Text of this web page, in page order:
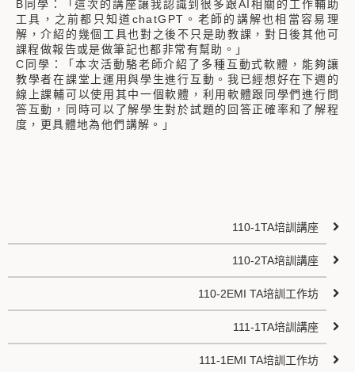
B同學：「這次的講座讓我認識到很多跟AI相關的工作輔助
工具，之前都只知道chatGPT。老師的講解也相當容易理
解，介紹的幾個工具也對之後不只是助教課，對日後其他可
課程做報告或是做筆記也都非常有幫助。」
C同學：「本次活動駱老師介紹了多種互動式軟體，能夠讓
教學者在課堂上運用與學生進行互動。我已經想好在下週的
線上課輔可以使用其中一個軟體，利用軟體跟同學們進行問
答互動，同時可以了解學生對於試題的回答正確率和了解程
度，更具體地為他們講解。」
110-1TA培訓講座
110-2TA培訓講座
110-2EMI TA培訓工作坊
111-1TA培訓講座
111-1EMI TA培訓工作坊